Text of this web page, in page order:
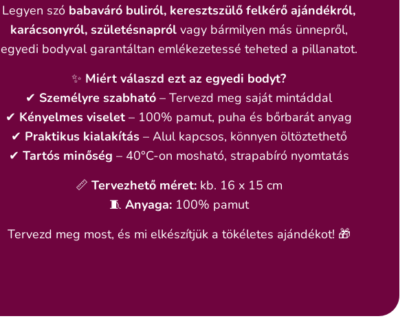
Legyen szó babaváró buliról, keresztszülő felkérő ajándékról,
karácsonyról, születésnaprólvagy bármilyen más ünnepről,
egyedi bodyval garantáltan emlékezetessé teheted a pillanatot.
✨ Miért válaszd ezt az egyedi bodyt?
✔ Személyre szabható – Tervezd meg saját mintáddal
✔ Kényelmes viselet – 100% pamut, puha és bőrbarát anyag
✔ Praktikus kialakítás– Alul kapcsos, könnyen öltöztethető
✔ Tartós minőség – 40°C-on mosható, strapabíró nyomtatás
📏 Tervezhető méret:kb. 16 x 15 cm
🧵 Anyaga:100% pamut
Tervezd meg most, és mi elkészítjük a tökéletes ajándékot! 🎁